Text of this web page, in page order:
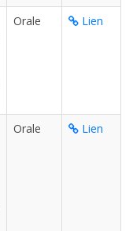
Orale Lien
Orale Lien